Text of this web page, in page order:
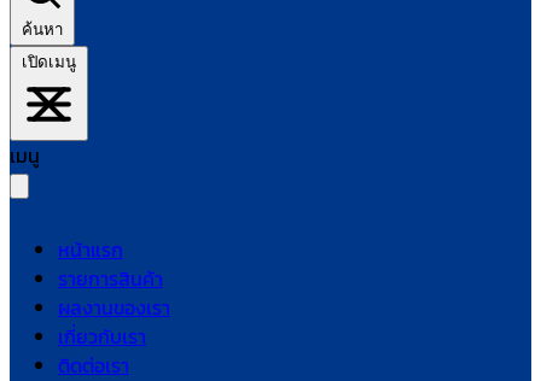
ค้นหา
เปิดเมนู
เมนู
หน้าแรก
รายการสินค้า
ผลงานของเรา
เกี่ยวกับเรา
ติดต่อเรา